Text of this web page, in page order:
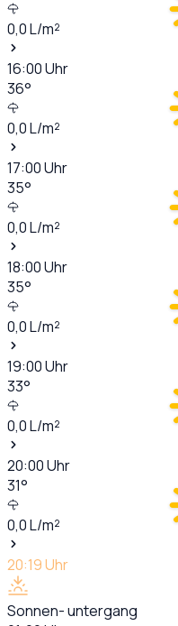
0,0L/m²
16:00Uhr
36°
0,0L/m²
17:00Uhr
35°
0,0L/m²
18:00Uhr
35°
0,0L/m²
19:00Uhr
33°
0,0L/m²
20:00Uhr
31°
0,0L/m²
20:19Uhr
Sonnen- untergang